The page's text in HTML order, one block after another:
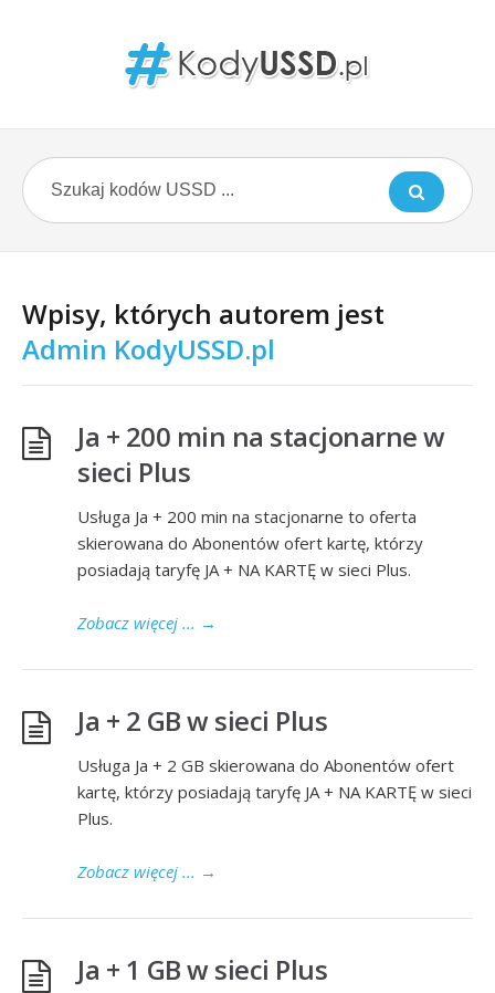
Wpisy, których autorem jest
Admin KodyUSSD.pl
Ja + 200 min na stacjonarne w
sieci Plus
Usługa Ja + 200 min na stacjonarne to oferta
skierowana do Abonentów ofert kartę, którzy
posiadają taryfę JA + NA KARTĘ w sieci Plus.
Zobacz więcej ... →
Ja + 2 GB w sieci Plus
Usługa Ja + 2 GB skierowana do Abonentów ofert
kartę, którzy posiadają taryfę JA + NA KARTĘ w sieci
Plus.
Zobacz więcej ... →
Ja + 1 GB w sieci Plus